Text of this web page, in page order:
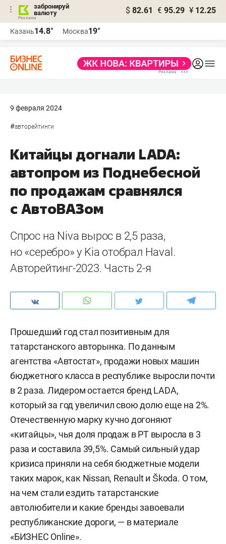
забронируй
валюту
$ 82.61 € 95.29 ¥ 12.25
Казань14.8° Москва19°
9 февраля 2024
#авторейтинги
Китайцы догнали LADA:
автопром из Поднебесной
по продажам сравнялся
с АвтоВАЗом
Спрос на Niva вырос в 2,5 раза,
но «серебро» у Kia отобрал Haval.
Авторейтинг-2023. Часть 2-я
Прошедший год стал позитивным для
татарстанского авторынка. По данным
агентства «Автостат», продажи новых машин
бюджетного класса в республике выросли почти
в 2 раза. Лидером остается бренд LADA,
который за год увеличил свою долю еще на 2%.
Отечественную марку кучно догоняют
«китайцы», чья доля продаж в РТ выросла в 3
раза и составила 39,5%. Самый сильный удар
кризиса приняли на себя бюджетные модели
таких марок, как Nissan, Renault и Škoda. О том,
на чем стали ездить татарстанские
автолюбители и какие бренды завоевали
республиканские дороги, — в материале
«БИЗНЕС Online».